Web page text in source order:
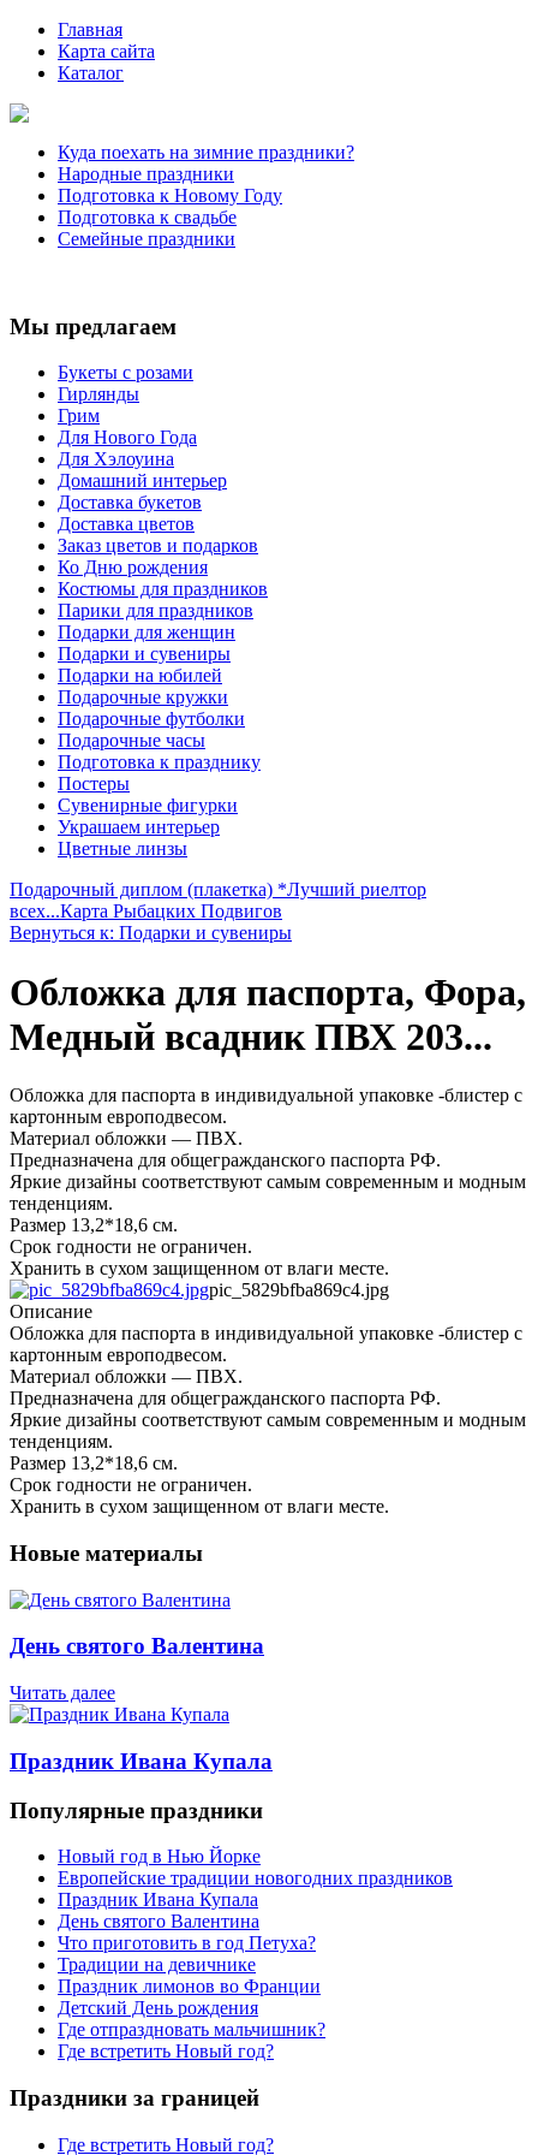
Главная
Карта сайта
Каталог
Куда поехать на зимние праздники?
Народные праздники
Подготовка к Новому Году
Подготовка к свадьбе
Семейные праздники
Мы предлагаем
Букеты с розами
Гирлянды
Грим
Для Нового Года
Для Хэлоуина
Домашний интерьер
Доставка букетов
Доставка цветов
Заказ цветов и подарков
Ко Дню рождения
Костюмы для праздников
Парики для праздников
Подарки для женщин
Подарки и сувениры
Подарки на юбилей
Подарочные кружки
Подарочные футболки
Подарочные часы
Подготовка к празднику
Постеры
Сувенирные фигурки
Украшаем интерьер
Цветные линзы
Подарочный диплом (плакетка) *Лучший риелтор
всех...Карта Рыбацких Подвигов
Вернуться к: Подарки и сувениры
Обложка для паспорта, Фора,
Медный всадник ПВХ 203...
Обложка для паспорта в индивидуальной упаковке -блистер с
картонным европодвесом.
Материал обложки — ПВХ.
Предназначена для общегражданского паспорта РФ.
Яркие дизайны соответствуют самым современным и модным
тенденциям.
Размер 13,2*18,6 см.
Срок годности не ограничен.
Хранить в сухом защищенном от влаги месте.
pic_5829bfba869c4.jpg
Описание
Обложка для паспорта в индивидуальной упаковке -блистер с
картонным европодвесом.
Материал обложки — ПВХ.
Предназначена для общегражданского паспорта РФ.
Яркие дизайны соответствуют самым современным и модным
тенденциям.
Размер 13,2*18,6 см.
Срок годности не ограничен.
Хранить в сухом защищенном от влаги месте.
Новые материалы
День святого Валентина
Читать далее
Праздник Ивана Купала
Популярные праздники
Новый год в Нью Йорке
Европейские традиции новогодних праздников
Праздник Ивана Купала
День святого Валентина
Что приготовить в год Петуха?
Традиции на девичнике
Праздник лимонов во Франции
Детский День рождения
Где отпраздновать мальчишник?
Где встретить Новый год?
Праздники за границей
Где встретить Новый год?